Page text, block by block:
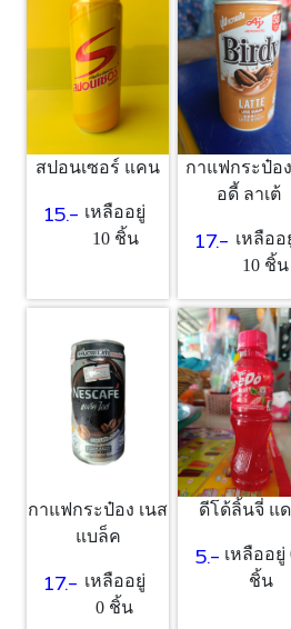
สปอนเซอร์ แคน
15.- เหลืออยู่
10 ชิ้น
กาแฟกระป๋อง
อดี้ ลาเต้
17.- เหลืออ
10 ชิ้น
กาแฟกระป๋อง เนส
แบล็ค
17.- เหลืออยู่
0 ชิ้น
ดีโด้ลิ้นจี่ แ
5.- เหลืออยู่
ชิ้น